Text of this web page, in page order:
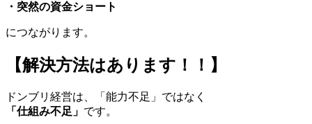
・突然の資金ショート
につながります。
【解決方法はあります！！】
ドンブリ経営は、「能力不足」ではなく
「仕組み不足」 です。